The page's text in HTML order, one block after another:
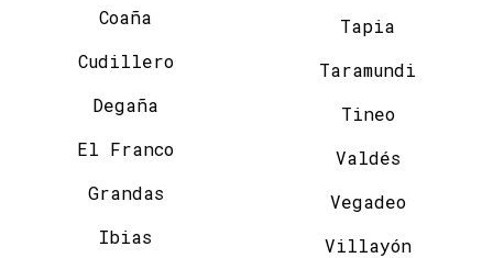
Coaña
Cudillero
Degaña
El Franco
Grandas
Ibias
Tapia
Taramundi
Tineo
Valdés
Vegadeo
Villayón